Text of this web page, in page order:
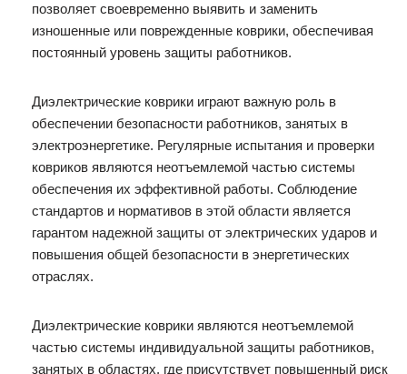
позволяет своевременно выявить и заменить
изношенные или поврежденные коврики, обеспечивая
постоянный уровень защиты работников.
Диэлектрические коврики играют важную роль в
обеспечении безопасности работников, занятых в
электроэнергетике. Регулярные испытания и проверки
ковриков являются неотъемлемой частью системы
обеспечения их эффективной работы. Соблюдение
стандартов и нормативов в этой области является
гарантом надежной защиты от электрических ударов и
повышения общей безопасности в энергетических
отраслях.
Диэлектрические коврики являются неотъемлемой
частью системы индивидуальной защиты работников,
занятых в областях, где присутствует повышенный риск